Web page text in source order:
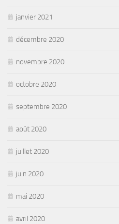
janvier 2021
décembre 2020
novembre 2020
octobre 2020
septembre 2020
août 2020
juillet 2020
juin 2020
mai 2020
avril 2020